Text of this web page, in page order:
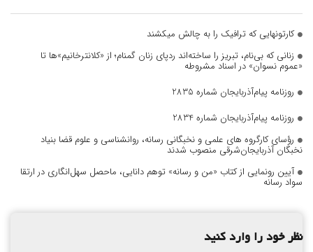
کارتونهایی که ترافیک را به چالش میکشند
زنانی که بی‌نام، تبریز را ساخته‌اند ردپای زنان گمنام؛ از «کلانترخانیم»ها تا
«عموم نسوان» در اسناد مشروطه
روزنامه پیام‌آذربایجان شماره 2835
روزنامه پیام‌آذربایجان شماره 2834
رؤسای کارگروه های علمی و نخبگانی رسانه، روانشناسی و علوم قضا بنیاد
نخبگان آذربایجان‌شرقی منصوب شدند
آیین رونمایی از کتاب «من و رسانه» توهم دانایی، ماحصل سهل‌انگاری در ارتقا
سواد رسانه
نظر خود را وارد کنید